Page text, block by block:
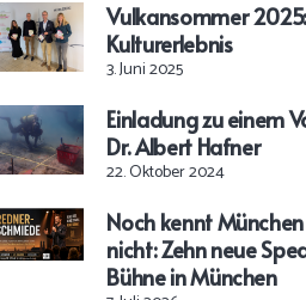
Vulkansommer
Kulturerlebnis
3. Juni 2025
Einladung zu einem
Dr. Albert Hafner
22. Oktober 2024
Noch kennt
nicht: Zehn neue
Bühne in München